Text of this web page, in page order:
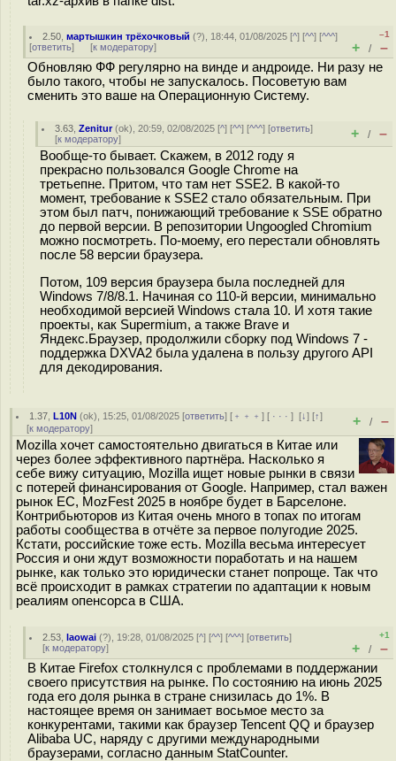
2.50 ,мартышкин трёхочковый (?), 18:44, 01/08/2025 [^] [^^] [^^^]
[ответить] [к модератору]
–1
+ / –
Обновляю ФФ регулярно на винде и андроиде. Ни разу не
было такого, чтобы не запускалось. Посоветую вам
сменить это ваше на Операционную Систему.
3.63 ,Zenitur(ok), 20:59, 02/08/2025 [^] [^^] [^^^] [ответить]
[к модератору] + / –
Вообще-то бывает. Скажем, в 2012 году я
прекрасно пользовался Google Chrome на
третьепне. Притом, что там нет SSE2. В какой-то
момент, требование к SSE2 стало обязательным. При
этом был патч, понижающий требование к SSE обратно
до первой версии. В репозитории Ungoogled Chromium
можно посмотреть. По-моему, его перестали обновлять
после 58 версии браузера.
Потом, 109 версия браузера была последней для
Windows 7/8/8.1. Начиная со 110-й версии, минимально
необходимой версией Windows стала 10. И хотя такие
проекты, как Supermium, а также Brave и
Яндекс.Браузер, продолжили сборку под Windows 7 -
поддержка DXVA2 была удалена в пользу другого API
для декодирования.
1.37 ,L10N (ok), 15:25, 01/08/2025 [ответить] [ ﹢﹢﹢] [ · · ·][↓] [↑]
[к модератору] + / –
Mozilla хочет самостоятельно двигаться в Китае или
через более эффективного партнёра. Насколько я
себе вижу ситуацию, Mozilla ищет новые рынки в связи
с потерей финансирования от Google. Например, стал важен
рынок ЕС, MozFest 2025 в ноябре будет в Барселоне.
Контрибьюторов из Китая очень много в топах по итогам
работы сообщества в отчёте за первое полугодие 2025.
Кстати, российские тоже есть. Mozilla весьма интересует
Россия и они ждут возможности поработать и на нашем
рынке, как только это юридически станет попроще. Так что
всё происходит в рамках стратегии по адаптации к новым
реалиям опенсорса в США.
2.53 ,laowai (?), 19:28, 01/08/2025 [^] [^^] [^^^] [ответить]
[к модератору]
+1
+ / –
В Китае Firefox столкнулся с проблемами в поддержании
своего присутствия на рынке. По состоянию на июнь 2025
года его доля рынка в стране снизилась до 1%. В
настоящее время он занимает восьмое место за
конкурентами, такими как браузер Tencent QQ и браузер
Alibaba UC, наряду с другими международными
браузерами, согласно данным StatCounter.